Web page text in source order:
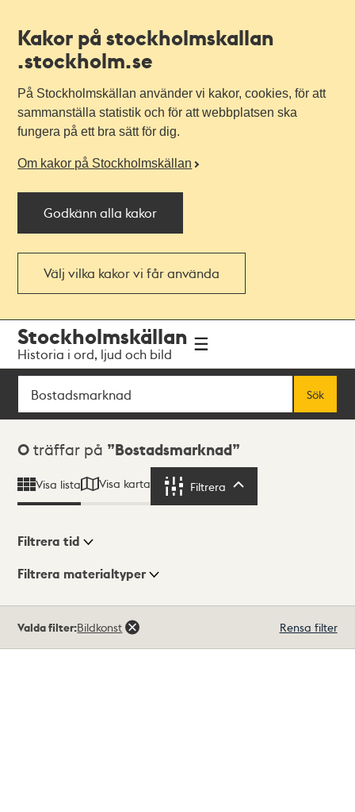
Kakor på stockholmskallan
.stockholm.se
På Stockholmskällan använder vi kakor, cookies, för att
sammanställa statistik och för att webbplatsen ska
fungera på ett bra sätt för dig.
Om kakor på Stockholmskällan
Godkänn alla kakor
Välj vilka kakor vi får använda
navigationen
huvudinnehållet
Stockholmskällan
Historia i ord, ljud och bild
Sök
Sök
Sökresultat
0 träffar på Bostadsmarknad
Visa lista Visa karta Filtrera
Visningsläge
Filtrera tid
Filtrera materialtyper
träffar
Valda filter:Bildkonst Rensa filter